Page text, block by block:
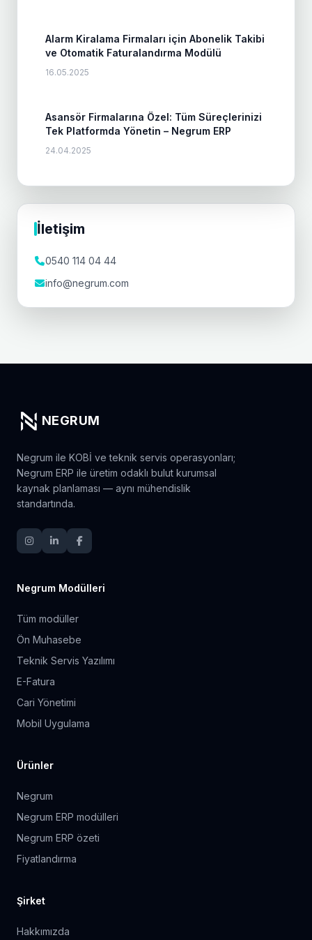
Alarm Kiralama Firmaları için Abonelik Takibi
ve Otomatik Faturalandırma Modülü
16.05.2025
Asansör Firmalarına Özel: Tüm Süreçlerinizi
Tek Platformda Yönetin – Negrum ERP
24.04.2025
İletişim
0540 114 04 44
info@negrum.com
NEGRUM
Negrum ile KOBİ ve teknik servis operasyonları;
Negrum ERP ile üretim odaklı bulut kurumsal
kaynak planlaması — aynı mühendislik
standartında.
Negrum Modülleri
Tüm modüller
Ön Muhasebe
Teknik Servis Yazılımı
E-Fatura
Cari Yönetimi
Mobil Uygulama
Ürünler
Negrum
Negrum ERP modülleri
Negrum ERP özeti
Fiyatlandırma
Şirket
Hakkımızda